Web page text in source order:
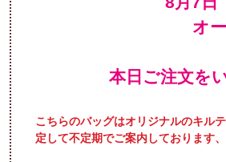
オ
本日ご注文を
こちらのバッグはオリジナルのキル
定して不定期でご案内しております